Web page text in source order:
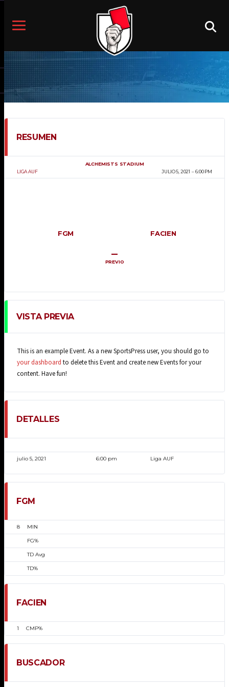
RESUMEN
LIGA AUF
ALCHEMISTS STADIUM
JULIO 5, 2021
6:00 PM
FGM FACIEN
–
PREVIO
VISTA PREVIA
This is an example Event. As a new SportsPress user, you should go to
your dashboard to delete this Event and create new Events for your
content. Have fun!
DETALLES
julio 5, 2021 6:00 pm Liga AUF
FGM
8 MIN
FG%
TD Avg
TD%
FACIEN
1 CMP%
BUSCADOR